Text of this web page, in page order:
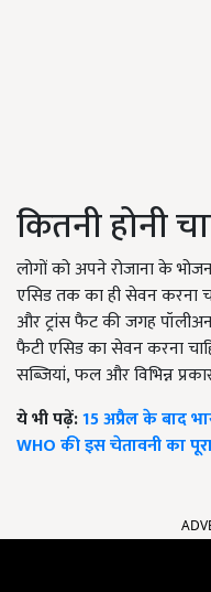
कितनी होनी
लोगों को अपने रोजाना के
एसिड तक का ही सेवन करना
और ट्रांस फैट की जगह
फैटी एसिड का सेवन करना
सब्जियां,फल और विभिन्न
ये भी पढ़ें:15 अप्रैल के बाद
WHO की इस चेतावनी का